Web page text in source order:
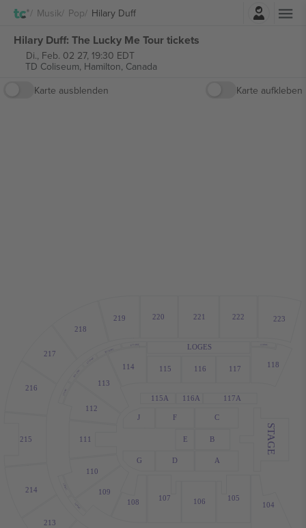
Musik Pop Hilary Duff
Hilary Duff: The Lucky Me Tour tickets
Di., Feb. 02 27, 19:30 EDT
TD Coliseum, Hamilton, Canada
Karte ausblenden
Karte aufkleben
G
J
A
B
C
D
E
F
115A 116A 117A
L114WC
110WC
109
110
117
118
107
108
112WC
111
R114WC
114 115
112
113
116
105
106 104
215
223
222
218
219 220
217
214
213
216
221
LOGES
STAGE